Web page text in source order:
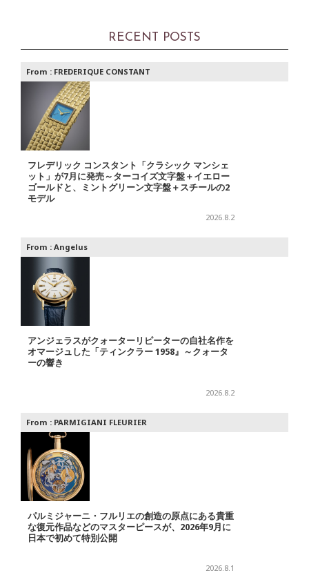
RECENT POSTS
From : FREDERIQUE CONSTANT
フレデリック コンスタント「クラシック マンシェ
ット」が7月に発売～ターコイズ文字盤＋イエロー
ゴールドと、ミントグリーン文字盤＋スチールの2
モデル
2026.8.2
From : Angelus
アンジェラスがクォーターリピーターの自社名作を
オマージュした「ティンクラー 1958』～クォータ
ーの響き
2026.8.2
From : PARMIGIANI FLEURIER
パルミジャーニ・フルリエの創造の原点にある貴重
な復元作品などのマスターピースが、2026年9月に
日本で初めて特別公開
2026.8.1